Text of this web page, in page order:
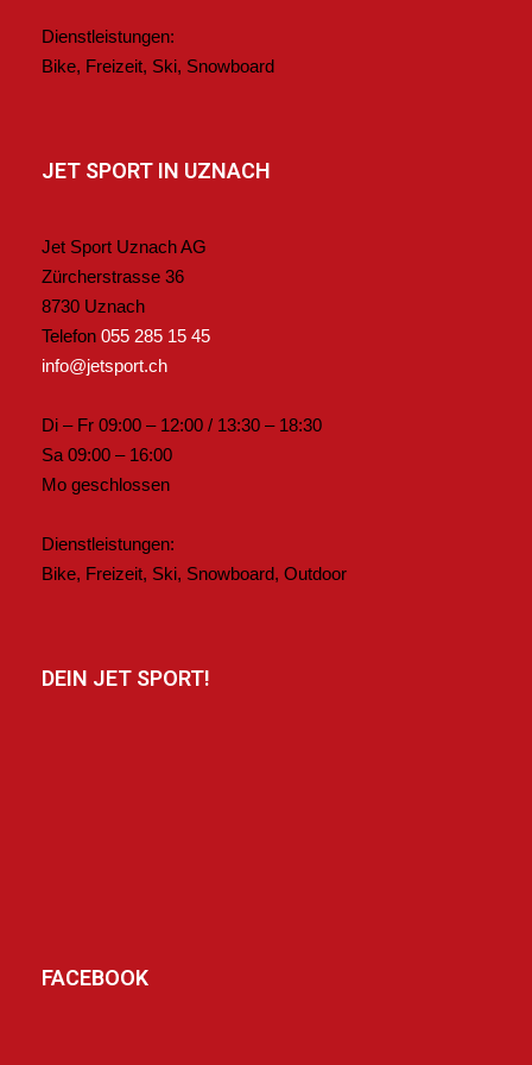
Dienstleistungen:
Bike, Freizeit, Ski, Snowboard
JET SPORT IN UZNACH
Jet Sport Uznach AG
Zürcherstrasse 36
8730 Uznach
Telefon 055 285 15 45
info@jetsport.ch
Di – Fr 09:00 – 12:00 / 13:30 – 18:30
Sa 09:00 – 16:00
Mo geschlossen
Dienstleistungen:
Bike, Freizeit, Ski, Snowboard, Outdoor
DEIN JET SPORT!
FACEBOOK